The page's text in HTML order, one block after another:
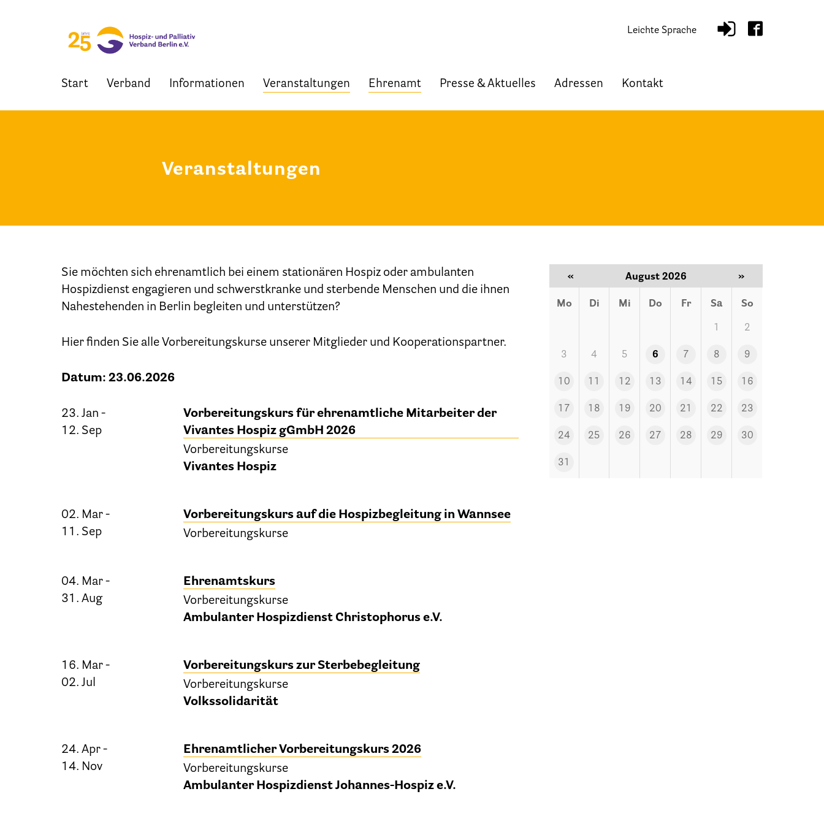
Leichte Sprache
Start Verband Informationen Veranstaltungen Ehrenamt Presse & Aktuelles Adressen Kontakt
Start
Geschäftsstelle des HPV Berlin
Mitgliederbereich (Intranet)
Hospizgedanke
Patientenverfügung – Vorsorgevollmacht – Betreuungsverfügung
Veranstaltungen
Berliner Werkstattgespräche zur Hospiz- und Palliativarbeit
Berliner Hospizforen
Veranstaltungen
Sie möchten sich ehrenamtlich bei einem stationären Hospiz oder ambulanten
Hospizdienst engagieren und schwerstkranke und sterbende Menschen und die ihnen
Nahestehenden in Berlin begleiten und unterstützen?
Hier finden Sie alle Vorbereitungskurse unserer Mitglieder und Kooperationspartner.
Datum: 23.06.2026
23. Jan -
12. Sep
Vorbereitungskurs für ehrenamtliche Mitarbeiter der
Vivantes Hospiz gGmbH 2026
Vorbereitungskurse
Vivantes Hospiz
02. Mar -
11. Sep
Vorbereitungskurs auf die Hospizbegleitung in Wannsee
Vorbereitungskurse
04. Mar -
31. Aug
Ehrenamtskurs
Vorbereitungskurse
Ambulanter Hospizdienst Christophorus e.V.
16. Mar -
02. Jul
Vorbereitungskurs zur Sterbebegleitung
Vorbereitungskurse
Volkssolidarität
24. Apr -
14. Nov
Ehrenamtlicher Vorbereitungskurs 2026
Vorbereitungskurse
Ambulanter Hospizdienst Johannes-Hospiz e.V.
« August 2026 »
Mo Di Mi Do Fr Sa So
2
3 4 5 6 7 8 9
10 12 13 14 15 16
17 18 19 20 21 22 23
24 25 26 27 28 29 30
31